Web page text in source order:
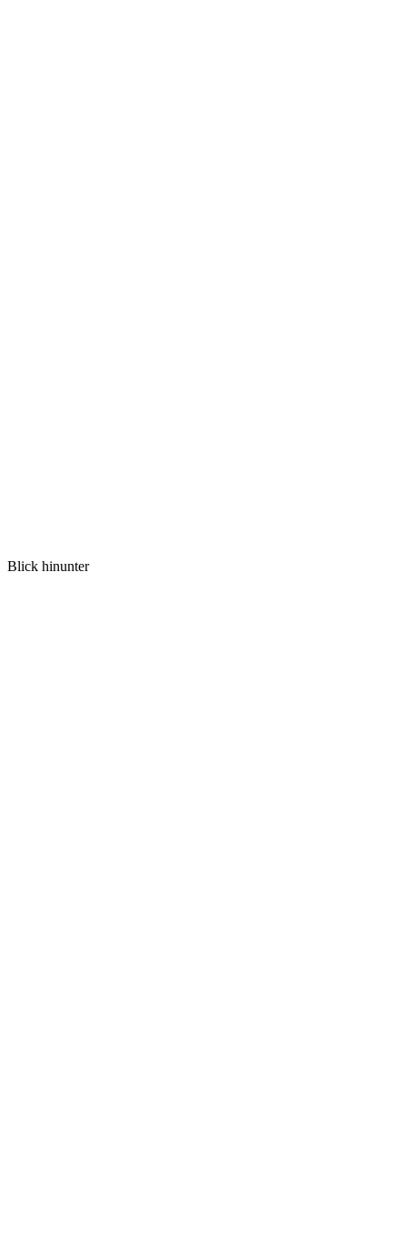
Blick hinunter